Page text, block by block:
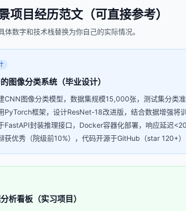
项目经历范文（可直接参考）
体数字和技术栈替换为你自己的实际情况。
图像分类系统（毕业设计）
CNN图像分类模型，数据集规模15,000张，测试集分类
PyTorch框架，设计ResNet-18改进版，结合数据增强将
FastAPI封装推理接口，Docker容器化部署，响应延迟
获优秀（院级前10%），代码开源于GitHub（star 120+）
析看板（实习项目）